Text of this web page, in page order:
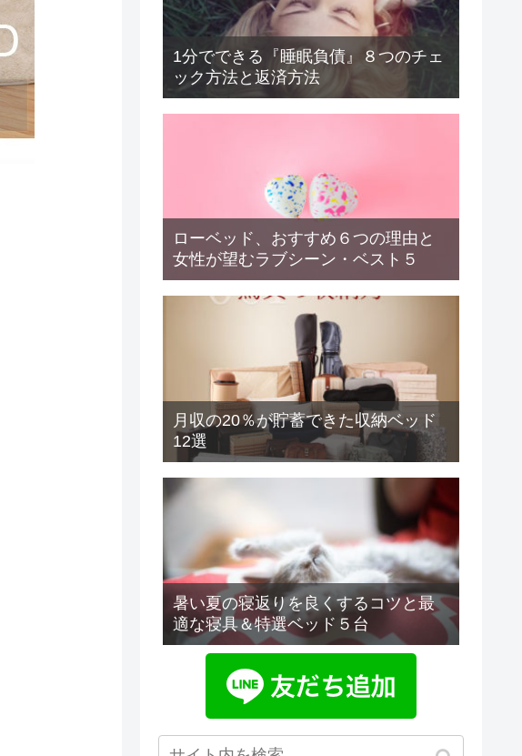
1分でできる『睡眠負債』８つのチェ
ック方法と返済方法
ローベッド、おすすめ６つの理由と
女性が望むラブシーン・ベスト５
月収の20％が貯蓄できた収納ベッド
12選
暑い夏の寝返りを良くするコツと最
適な寝具＆特選ベッド５台